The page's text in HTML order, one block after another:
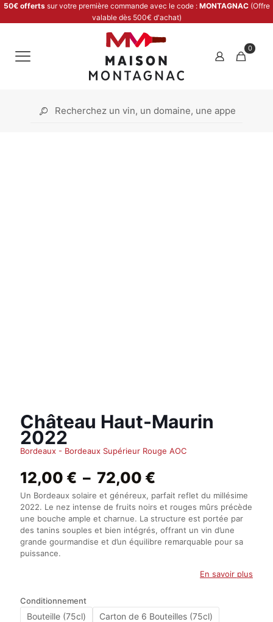
50€ offertssur votre première commande avec le code : MONTAGNAC (Offre
valable dès 500€ d'achat)
0
Château Haut-Maurin
2022
Bordeaux - Bordeaux Supérieur Rouge AOC
12,00 € – 72,00 €
de
prix :
12,00 €
à
72,00 €
Un Bordeaux solaire et généreux, parfait reflet du millésime
2022. Le nez intense de fruits noirs et rouges mûrs précède
une bouche ample et charnue. La structure est portée par
des tanins souples et bien intégrés, offrant un vin d’une
grande gourmandise et d’un équilibre remarquable pour sa
puissance.
En savoir plus
Conditionnement
Bouteille (75cl) Carton de 6 Bouteilles (75cl)